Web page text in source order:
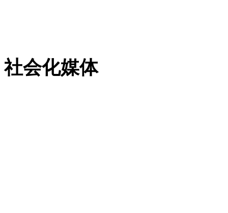
社会化媒体